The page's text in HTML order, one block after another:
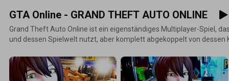
GTA Online - GRAND THEFT AUTO ONLINE
Grand Theft Auto Online ist ein eigenständiges Multiplayer-Spiel,
und dessen Spielwelt nutzt, aber komplett abgekoppelt von dessen
Rennen bestreiten (mit Autos, Booten, Flugzeugen) oder
Fallschirmspringen nachgehen. Die Spielfigur lässt sich komplett